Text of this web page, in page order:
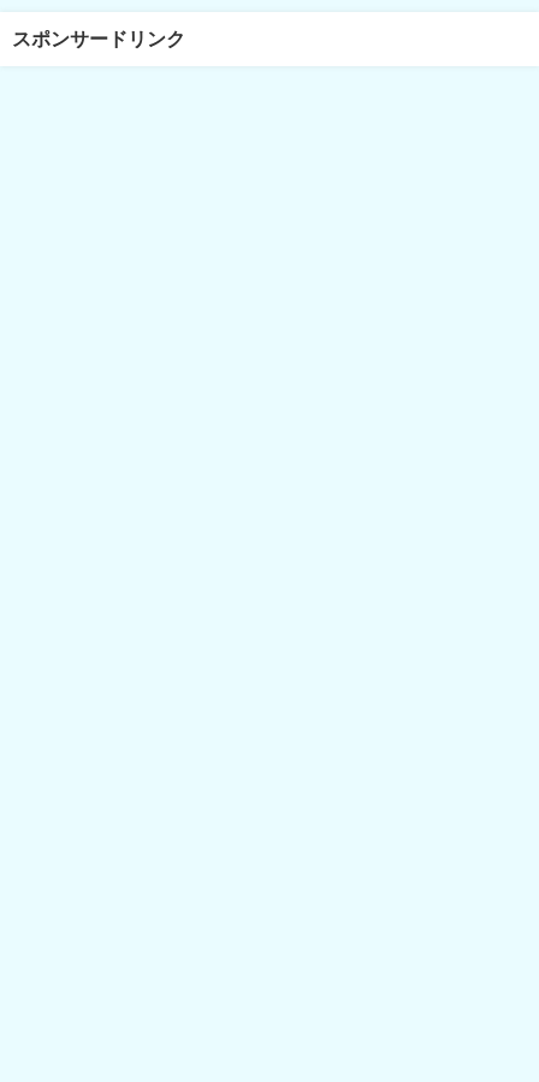
スポンサードリンク